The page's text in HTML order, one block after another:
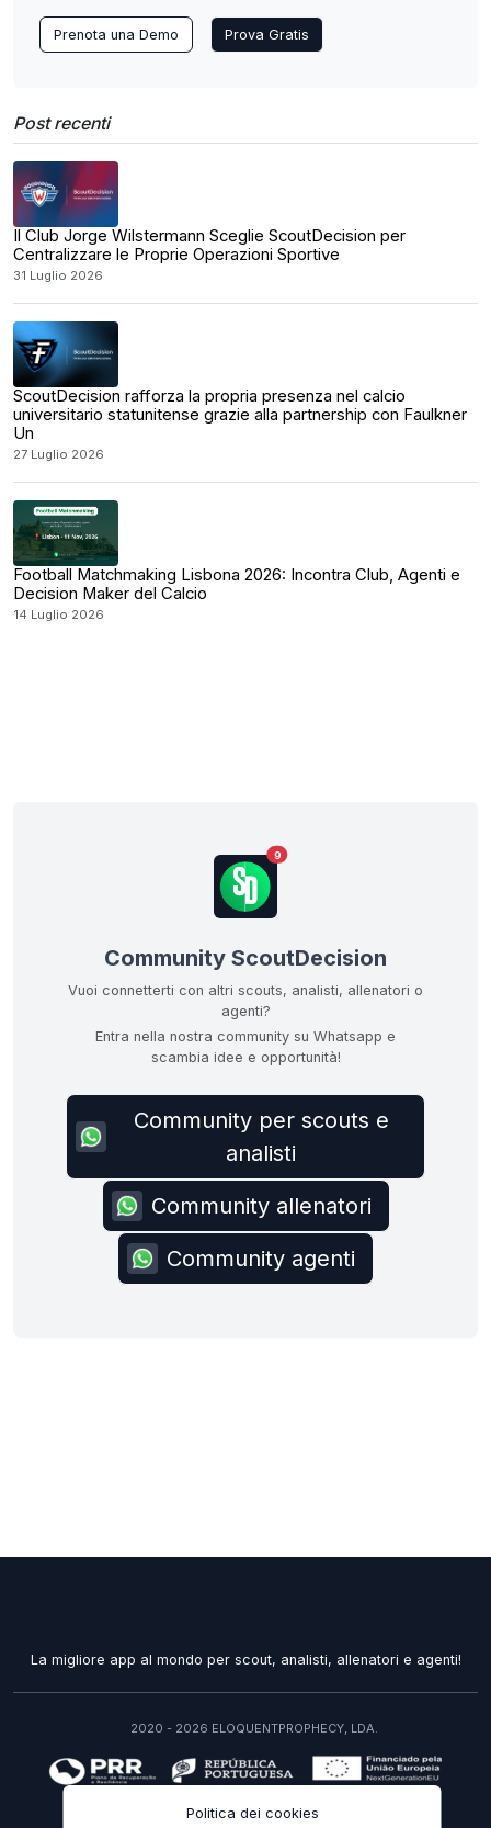
Prenota una Demo Prova Gratis
Post recenti
Il Club Jorge Wilstermann Sceglie ScoutDecision per
Centralizzare le Proprie Operazioni Sportive
31 Luglio 2026
ScoutDecision rafforza la propria presenza nel calcio
universitario statunitense grazie alla partnership con Faulkner
Un
27 Luglio 2026
Football Matchmaking Lisbona 2026: Incontra Club, Agenti e
Decision Maker del Calcio
14 Luglio 2026
9
Community ScoutDecision
Vuoi connetterti con altri scouts, analisti, allenatori o
agenti?
Entra nella nostra community su Whatsapp e
scambia idee e opportunità!
Community per scouts e
analisti
Community allenatori
Community agenti
Politica dei cookies
La migliore app al mondo per scout, analisti, allenatori e agenti!
2020 - 2026 ELOQUENTPROPHECY, LDA.